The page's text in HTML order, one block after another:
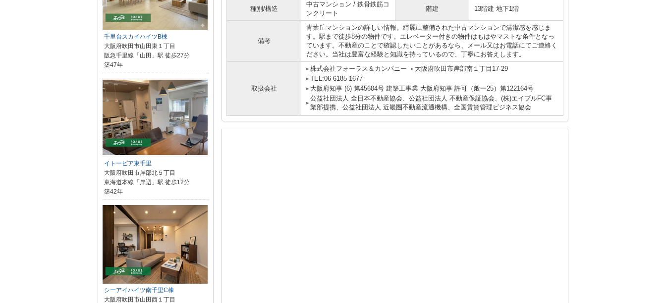
種別/構造
中古マンション / 鉄骨鉄筋コ
ンクリート
階建 13階建 地下1階
備考
青葉丘マンションの詳しい情報。綺麗に整備された中古マンションで清潔感を感じま
す。駅まで徒歩8分の物件です。エレベーター付きの物件はもはやマストな条件となっ
ています。不動産のことで確認したいことがあるなら、メール又はお電話にてご連絡く
ださい。当社は豊富な経験と知識を持っているので、丁寧にお答えします。
取扱会社
株式会社フォーラス＆カンパニー
大阪府吹田市岸部南１丁目17-29
TEL:06-6185-1677
大阪府知事 (6) 第45604号 建築工事業 大阪府知事 許可（般一25）第122164号
公益社団法人 全日本不動産協会、公益社団法人 不動産保証協会、(株)エイブルFC事
業部提携、公益社団法人 近畿圏不動産流通機構、全国賃貸管理ビジネス協会
千里台スカイハイツB棟
大阪府吹田市山田東１丁目
阪急千里線「山田」駅 徒歩27分
築47年
イトーピア東千里
大阪府吹田市岸部北５丁目
東海道本線「岸辺」駅 徒歩12分
築42年
シーアイハイツ南千里C棟
大阪府吹田市山田西１丁目